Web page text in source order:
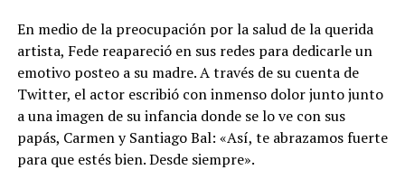
En medio de la preocupación por la salud de la querida
artista, Fede reapareció en sus redes para dedicarle un
emotivo posteo a su madre. A través de su cuenta de
Twitter, el actor escribió con inmenso dolor junto junto
a una imagen de su infancia donde se lo ve con sus
papás, Carmen y Santiago Bal: «Así, te abrazamos fuerte
para que estés bien. Desde siempre».